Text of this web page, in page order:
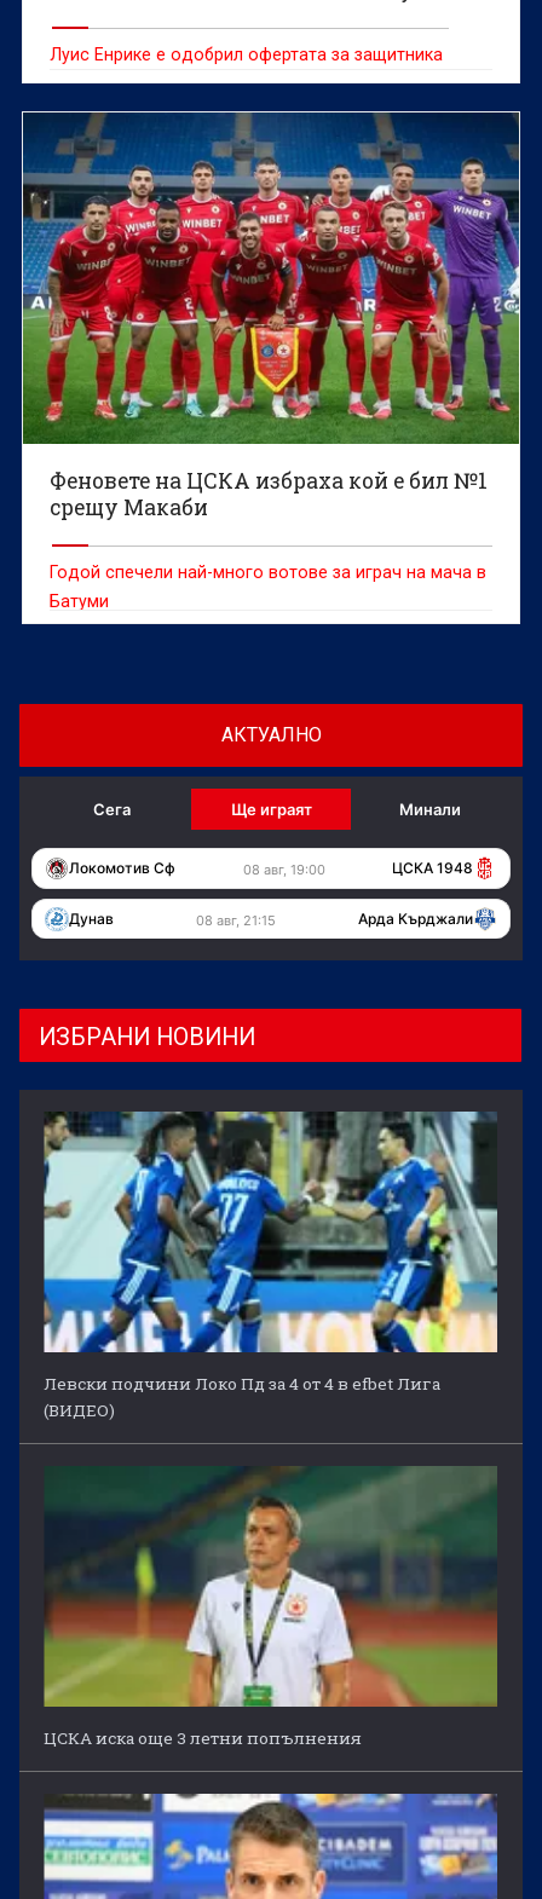
Луис Енрике е одобрил офертата за защитника
Феновете на ЦСКА избраха кой е бил №1
срещу Макаби
Годой спечели най-много вотове за играч на мача в
Батуми
АКТУАЛНО
Сега Ще играят Минали
Локомотив Сф 08 авг, 19:00 ЦСКА 1948
Дунав 08 авг, 21:15 Арда Кърджали
ИЗБРАНИ НОВИНИ
Левски подчини Локо Пд за 4 от 4 в efbet Лига
(ВИДЕО)
ЦСКА иска още 3 летни попълнения